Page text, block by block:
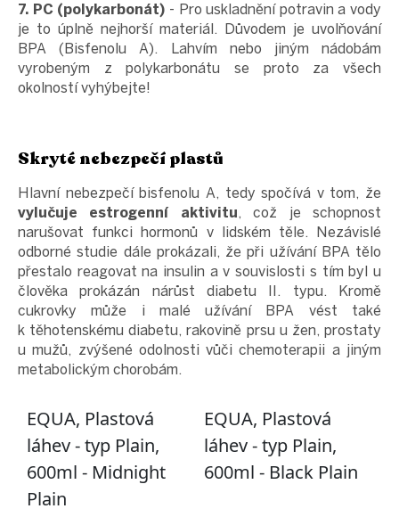
7. PC (polykarbonát) - Pro uskladnění potravin a vody
je to úplně nejhorší materiál. Důvodem je uvolňování
BPA (Bisfenolu A). Lahvím nebo jiným nádobám
vyrobeným z polykarbonátu se proto za všech
okolností vyhýbejte!
Skryté nebezpečí plastů
Hlavní nebezpečí bisfenolu A, tedy spočívá v tom, že
vylučuje estrogenní aktivitu, což je schopnost
narušovat funkci hormonů v lidském těle. Nezávislé
odborné studie dále prokázali, že při užívání BPA tělo
přestalo reagovat na insulin a v souvislosti s tím byl u
člověka prokázán nárůst diabetu II. typu. Kromě
cukrovky může i malé užívání BPA vést také
k těhotenskému diabetu, rakovině prsu u žen, prostaty
u mužů, zvýšené odolnosti vůči chemoterapii a jiným
metabolickým chorobám.